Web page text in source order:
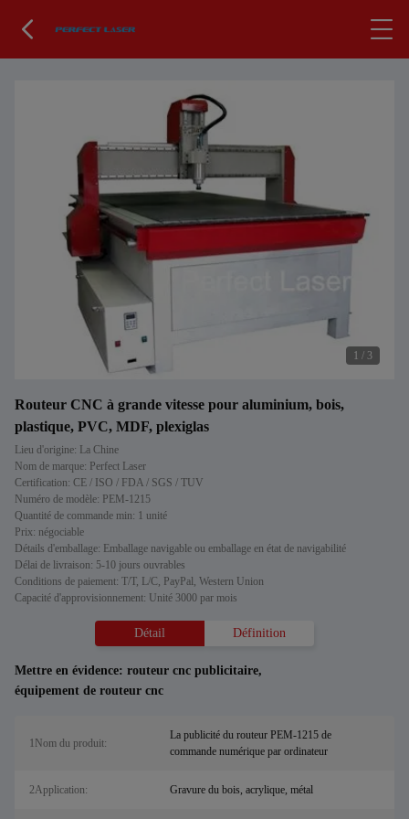
1 / 3
Routeur CNC à grande vitesse pour aluminium, bois,
plastique, PVC, MDF, plexiglas
Lieu d'origine: La Chine
Nom de marque: Perfect Laser
Certification: CE / ISO / FDA / SGS / TUV
Numéro de modèle: PEM-1215
Quantité de commande min: 1 unité
Prix: négociable
Détails d'emballage: Emballage navigable ou emballage en état de navigabilité
Délai de livraison: 5-10 jours ouvrables
Conditions de paiement: T/T, L/C, PayPal, Western Union
Capacité d'approvisionnement: Unité 3000 par mois
Détail Définition
Mettre en évidence: routeur cnc publicitaire,
équipement de routeur cnc
1Nom du produit:
La publicité du routeur PEM-1215 de
commande numérique par ordinateur
2Application: Gravure du bois, acrylique, métal